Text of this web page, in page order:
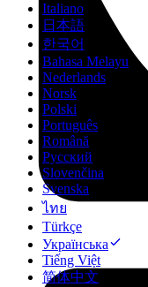
Italiano
日本語
한국어
Bahasa Melayu
Nederlands
Norsk
Polski
Português
Română
Русский
Slovenčina
Svenska
ไทย
Türkçe
Українська
Tiếng Việt
简体中文